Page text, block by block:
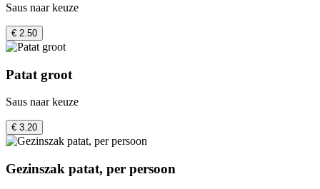
Saus naar keuze
€ 2.50
Patat groot
Saus naar keuze
€ 3.20
Gezinszak patat, per persoon